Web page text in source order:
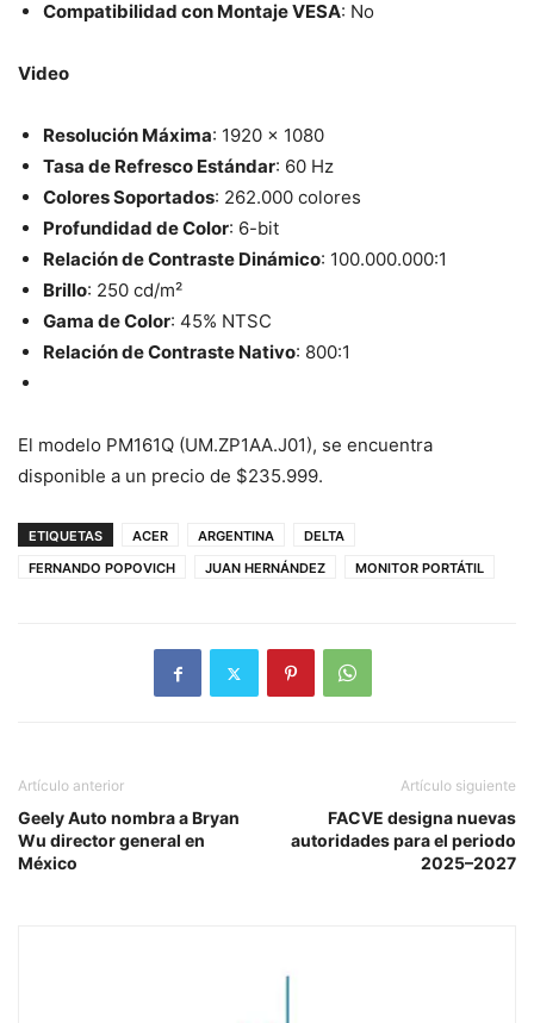
Compatibilidad con Montaje VESA: No
Video
Resolución Máxima: 1920 x 1080
Tasa de Refresco Estándar: 60 Hz
Colores Soportados: 262.000 colores
Profundidad de Color: 6-bit
Relación de Contraste Dinámico: 100.000.000:1
Brillo: 250 cd/m²
Gama de Color: 45% NTSC
Relación de Contraste Nativo: 800:1
El modelo PM161Q (UM.ZP1AA.J01), se encuentra
disponible a un precio de $235.999.
ETIQUETAS ACER ARGENTINA
DELTA
FERNANDO POPOVICH
JUAN HERNÁNDEZ MONITOR PORTÁTIL
Artículo anterior
Geely Auto nombra a Bryan
Wu director general en
México
Artículo siguiente
FACVE designa nuevas
autoridades para el periodo
2025–2027